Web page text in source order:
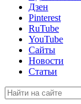
Дзен
Pinterest
RuTube
YouTube
Сайты
Новости
Статьи